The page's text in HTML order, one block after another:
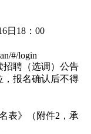
日18：00
#/login
招聘（选调）公告
，报名确认后不得
表》（附件2，承